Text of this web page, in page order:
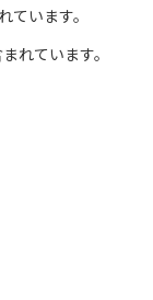
います。
れています。